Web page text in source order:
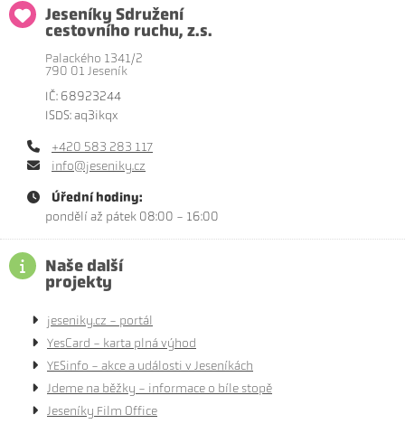
Jeseníky Sdružení
cestovního ruchu, z.s.
Palackého 1341/2
790 01 Jeseník
IČ: 68923244
ISDS: aq3ikqx
+420 583 283 117
info@jeseniky.cz
Úřední hodiny:
pondělí až pátek 08:00 - 16:00
Naše další
projekty
jeseniky.cz - portál
YesCard - karta plná výhod
YESinfo - akce a události v Jeseníkách
Jdeme na běžky - informace o bíle stopě
Jeseníky Film Office